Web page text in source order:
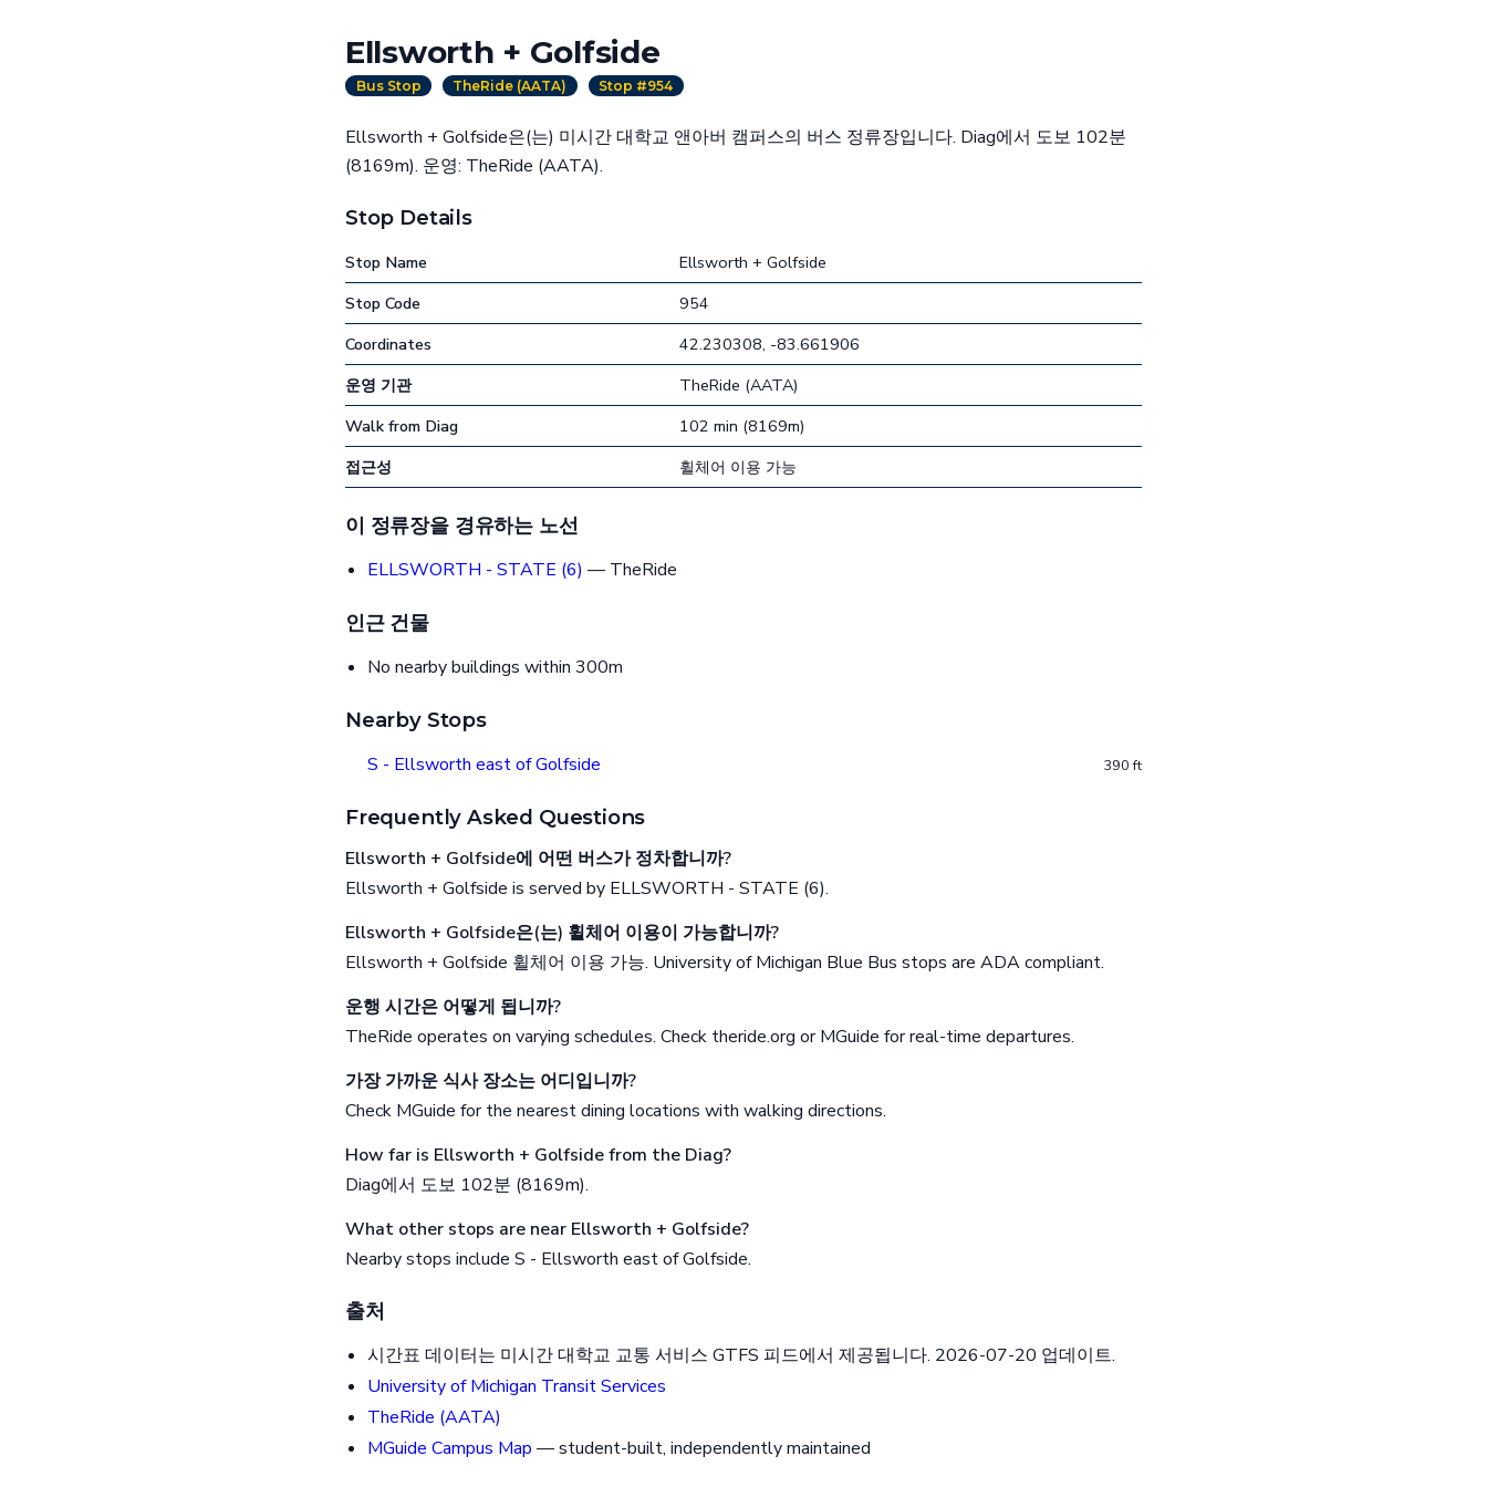
Ellsworth + Golfside
Bus Stop TheRide (AATA) Stop #954
Ellsworth + Golfside은(는) 미시간 대학교 앤아버 캠퍼스의 버스 정류장입니다. Diag에서 도보 102분
(8169m). 운영: TheRide (AATA).
Stop Details
Stop Name
Ellsworth + Golfside
Stop Code
954
Coordinates
42.230308, -83.661906
운영 기관
TheRide (AATA)
Walk from Diag
102 min (8169m)
접근성
휠체어 이용 가능
이 정류장을 경유하는 노선
ELLSWORTH - STATE (6) — TheRide
인근 건물
No nearby buildings within 300m
Nearby Stops
S - Ellsworth east of Golfside 390 ft
Frequently Asked Questions
Ellsworth + Golfside에 어떤 버스가 정차합니까?
Ellsworth + Golfside is served by ELLSWORTH - STATE (6).
Ellsworth + Golfside은(는) 휠체어 이용이 가능합니까?
Ellsworth + Golfside 휠체어 이용 가능. University of Michigan Blue Bus stops are ADA compliant.
운행 시간은 어떻게 됩니까?
TheRide operates on varying schedules. Check theride.org or MGuide for real-time departures.
가장 가까운 식사 장소는 어디입니까?
Check MGuide for the nearest dining locations with walking directions.
How far is Ellsworth + Golfside from the Diag?
Diag에서 도보 102분 (8169m).
What other stops are near Ellsworth + Golfside?
Nearby stops include S - Ellsworth east of Golfside.
출처
시간표 데이터는 미시간 대학교 교통 서비스 GTFS 피드에서 제공됩니다. 2026-07-20 업데이트.
University of Michigan Transit Services
TheRide (AATA)
MGuide Campus Map — student-built, independently maintained